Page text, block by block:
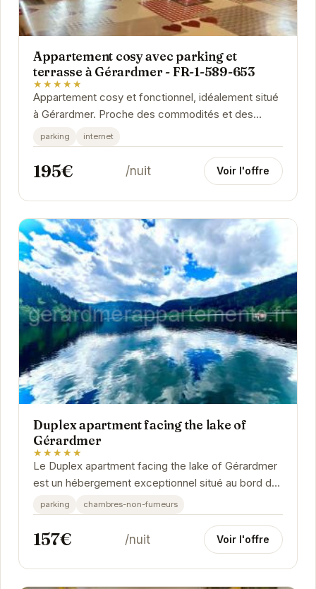
Appartement cosy avec parking et
terrasse à Gérardmer - FR-1-589-653
★★★★★
Appartement cosy et fonctionnel, idéalement situé
à Gérardmer. Proche des commodités et des
attractions touristiques, il offre un cadre parfait...
parking internet
195€ /nuit Voir l'offre
Duplex apartment facing the lake of
Gérardmer
★★★★★
Le Duplex apartment facing the lake of Gérardmer
est un hébergement exceptionnel situé au bord du
lac de Gérardmer. Offrant un cadre idyllique...
parking chambres-non-fumeurs
157€ /nuit Voir l'offre